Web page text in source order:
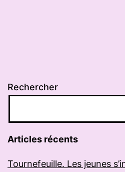
Rechercher
Articles récents
Tournefeuille. Les jeunes